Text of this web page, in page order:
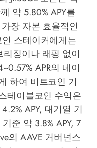
약 5.80% APY를
장 자본 효율적인
스테이커에게는
리징이나 래핑 없이
APR의 네이
하여 비트코인 기
테이블코인 수익은
APY, 대기열 기
준 약 3.8% APY, 7
의 AAVE 거버넌스